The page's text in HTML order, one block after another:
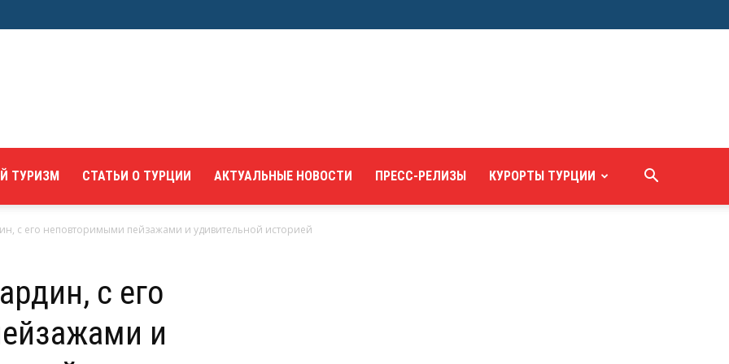
ТУРИЗМ СТАТЬИ О ТУРЦИИ АКТУАЛЬНЫЕ НОВОСТИ ПРЕСС-РЕЛИЗЫ КУРОРТЫ ТУРЦИИ
с его неповторимыми пейзажами и удивительной историей
с его
и